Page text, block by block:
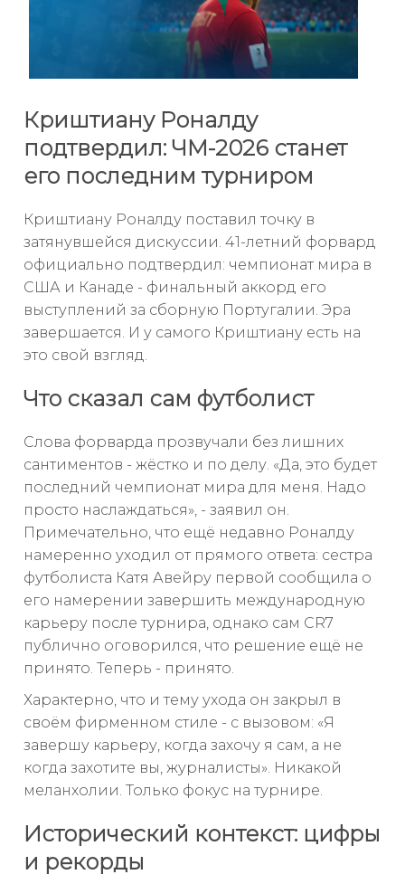
Криштиану Роналду
подтвердил: ЧМ-2026 станет
его последним турниром
Криштиану Роналду поставил точку в
затянувшейся дискуссии. 41-летний форвард
официально подтвердил: чемпионат мира в
США и Канаде - финальный аккорд его
выступлений за сборную Португалии. Эра
завершается. И у самого Криштиану есть на
это свой взгляд.
Что сказал сам футболист
Слова форварда прозвучали без лишних
сантиментов - жёстко и по делу. «Да, это будет
последний чемпионат мира для меня. Надо
просто наслаждаться», - заявил он.
Примечательно, что ещё недавно Роналду
намеренно уходил от прямого ответа: сестра
футболиста Катя Авейру первой сообщила о
его намерении завершить международную
карьеру после турнира, однако сам CR7
публично оговорился, что решение ещё не
принято. Теперь - принято.
Характерно, что и тему ухода он закрыл в
своём фирменном стиле - с вызовом: «Я
завершу карьеру, когда захочу я сам, а не
когда захотите вы, журналисты». Никакой
меланхолии. Только фокус на турнире.
Исторический контекст: цифры
и рекорды